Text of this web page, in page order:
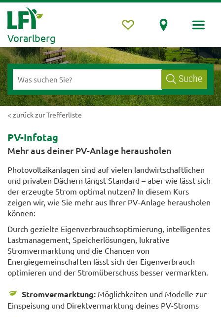
Vorarlberg
Suche
< zurück zur Trefferliste
PV-Infotag
Mehr aus deiner PV-Anlage herausholen
Photovoltaikanlagen sind auf vielen landwirtschaftlichen
und privaten Dächern längst Standard – aber wie lässt sich
der erzeugte Strom optimal nutzen? In diesem Kurs
zeigen wir, wie Sie mehr aus Ihrer PV-Anlage herausholen
können:
Durch gezielte Eigenverbrauchsoptimierung, intelligentes
Lastmanagement, Speicherlösungen, lukrative
Stromvermarktung und die Chancen von
Energiegemeinschaften lässt sich der Eigenverbrauch
optimieren und der Stromüberschuss besser vermarkten.
Stromvermarktung: Möglichkeiten und Modelle zur
Einspeisung und Direktvermarktung deines PV-Stroms